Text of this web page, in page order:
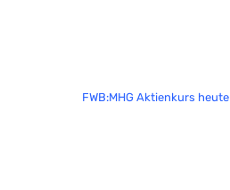
FWB:MHG Aktienkurs heute